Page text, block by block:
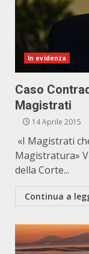
In evidenza
Caso
Magistrati
14 Aprile 2015
«I Magistrati
Magistratura»
della Corte...
Continua a